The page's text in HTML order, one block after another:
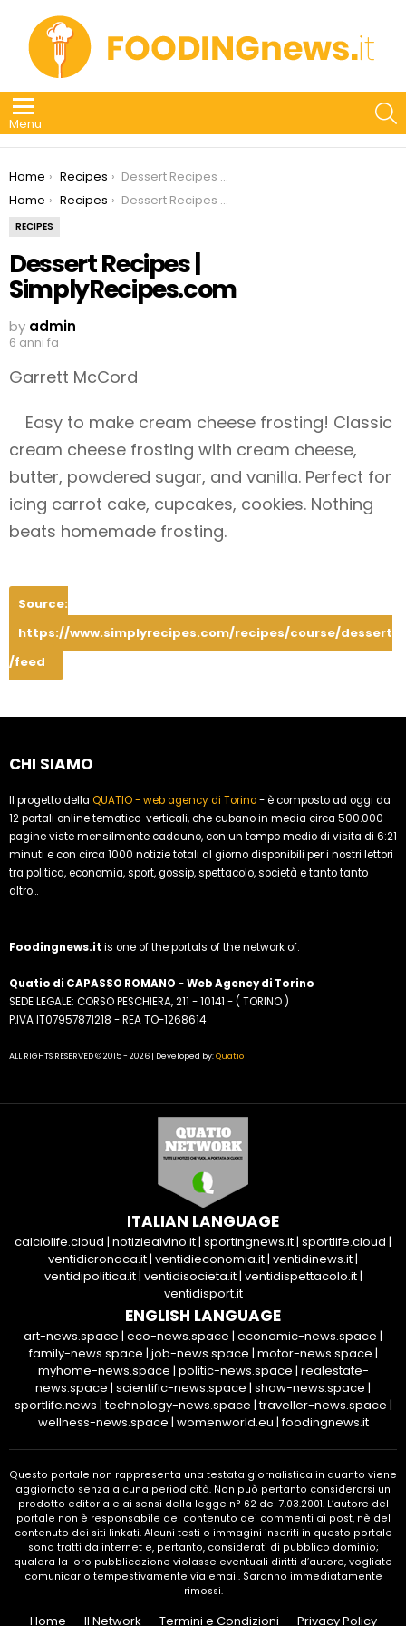
Menu
You are here:
Home Recipes
Dessert Recipes | SimplyRecipes.com
You are here:
Home Recipes Dessert Recipes | SimplyRecipes.com
RECIPES
Dessert Recipes |
SimplyRecipes.com
by admin
6 anni fa
Garrett McCord
Easy to make cream cheese frosting! Classic
cream cheese frosting with cream cheese,
butter, powdered sugar, and vanilla. Perfect for
icing carrot cake, cupcakes, cookies. Nothing
beats homemade frosting.
Source:
https://www.simplyrecipes.com/recipes/course/dessert
/feed
CHI SIAMO
Il progetto della QUATIO - web agency di Torino- è composto ad oggi da
12 portali online tematico-verticali, che cubano in media circa 500.000
pagine viste mensilmente cadauno, con un tempo medio di visita di 6:21
minuti e con circa 1000 notizie totali al giorno disponibili per i nostri lettori
tra politica, economia, sport, gossip, spettacolo, società e tanto tanto
altro...
Foodingnews.it is one of the portals of the network of:
Quatio di CAPASSO ROMANO -Web Agency di Torino
SEDE LEGALE: CORSO PESCHIERA, 211 - 10141 - ( TORINO )
P.IVA IT07957871218 - REA TO-1268614
ALL RIGHTS RESERVED © 2015 - 2026 | Developed by:Quatio
ITALIAN LANGUAGE
calciolife.cloud | notiziealvino.it| sportingnews.it| sportlife.cloud |
ventidicronaca.it| ventidieconomia.it| ventidinews.it|
ventidipolitica.it| ventidisocieta.it| ventidispettacolo.it|
ventidisport.it
ENGLISH LANGUAGE
art-news.space | eco-news.space | economic-news.space |
family-news.space | job-news.space | motor-news.space |
myhome-news.space | politic-news.space | realestate-
news.space | scientific-news.space | show-news.space |
sportlife.news |technology-news.space |traveller-news.space |
wellness-news.space | womenworld.eu |foodingnews.it
Questo portale non rappresenta una testata giornalistica in quanto viene
aggiornato senza alcuna periodicità. Non può pertanto considerarsi un
prodotto editoriale ai sensi della legge n° 62 del 7.03.2001. L’autore del
portale non è responsabile del contenuto dei commenti ai post, nè del
contenuto dei siti linkati. Alcuni testi o immagini inseriti in questo portale
sono tratti da internet e, pertanto, considerati di pubblico dominio;
qualora la loro pubblicazione violasse eventuali diritti d’autore, vogliate
comunicarlo tempestivamente via email. Saranno immediatamente
rimossi.
Home Il Network Termini e Condizioni Privacy Policy